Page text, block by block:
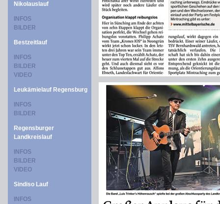
Nikolauslauf
INFOS
BILDER
Bestzeitlauf
INFOS
BILDER
VIDEO
Leukämielauf Regensburg
INFOS
BILDER
Regensburger
Landkreislauf
INFOS
BILDER
VIDEO
Sindiso Lauf
INFOS